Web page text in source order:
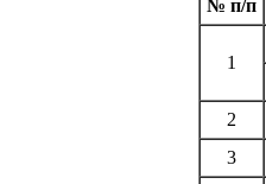
№ п/п
1
2
3